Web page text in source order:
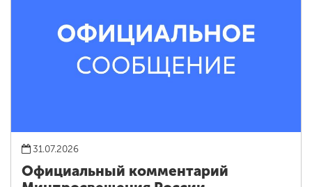
31.07.2026
Официальный комментарий